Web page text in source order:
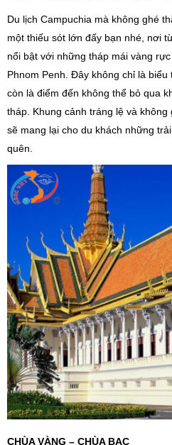
Du lịch Campuchia mà không ghé
một thiếu sót lớn đấy bạn nhé, nơi
nổi bật với những tháp mái vàng
Phnom Penh. Đây không chỉ là
còn là điểm đến không thể bỏ qua
tháp. Khung cảnh tráng lệ và
sẽ mang lại cho du khách những
quên.
CHÙA VÀNG – CHÙA BẠC